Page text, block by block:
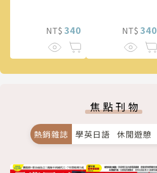
NT$ 340
的情慾與驚悚！
NT$ 340
焦點刊物
熱銷雜誌 學英日語 休閒遊憩